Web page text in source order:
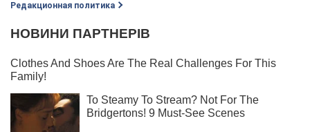
Редакционная политика